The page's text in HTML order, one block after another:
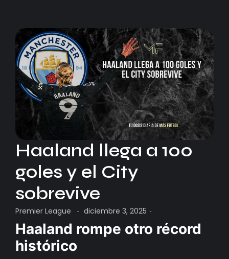
Haaland llega a 100
goles y el City
sobrevive
Premier League - diciembre 3, 2025 -
Haaland rompe otro récord
histórico